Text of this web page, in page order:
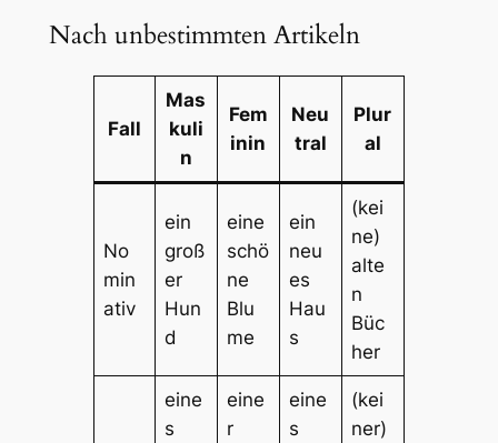
Nach unbestimmten Artikeln
Fall
Mas
kuli
n
Fem
inin
Neu
tral
Plur
al
No
min
ativ
ein
groß
er
Hun
d
eine
schö
ne
Blu
me
ein
neu
es
Hau
s
(kei
ne)
alte
n
Büc
her
eine
s
eine
r
eine
s
(kei
ner)